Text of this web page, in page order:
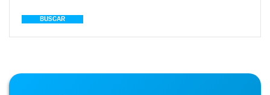
BUSCAR